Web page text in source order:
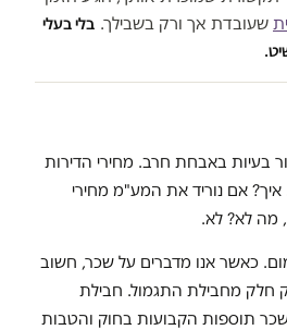
שעובדת אך ורק בשבילך. בלי בעלי
בעיות באבחת חרב. מחירי הדירות
איך? אם נוריד את המע"מ מחירי
כאשר אנו מדברים על שכר, חשוב
חלק מחבילת התגמול. חבילת
תוספות הקבועות בחוק והטבות